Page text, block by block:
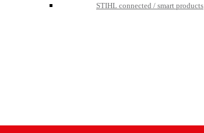
STIHL connected / smart products